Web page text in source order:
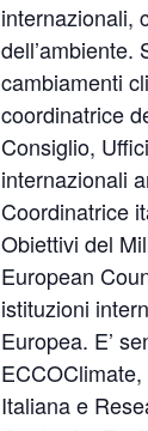
internazionali,
dell’ambiente.
cambiamenti
coordinatrice
Consiglio,
internazionali
Coordinatrice
Obiettivi del
European
istituzioni
Europea. E’
Italiana e